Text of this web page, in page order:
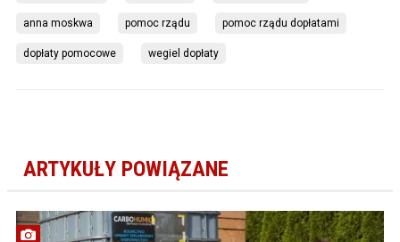
anna moskwa pomoc rządu pomoc rządu dopłatami
dopłaty pomocowe wegiel dopłaty
ARTYKUŁY POWIĄZANE